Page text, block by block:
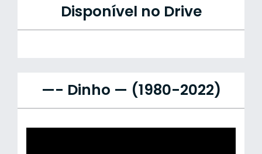
Disponível no Drive
—- Dinho — (1980-2022)